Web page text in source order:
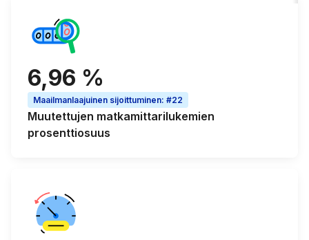
6,96 %
Maailmanlaajuinen sijoittuminen: #22
Muutettujen matkamittarilukemien
prosenttiosuus